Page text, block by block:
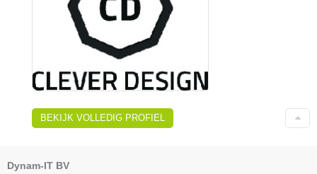
BEKIJK VOLLEDIG PROFIEL
Dynam-IT BV